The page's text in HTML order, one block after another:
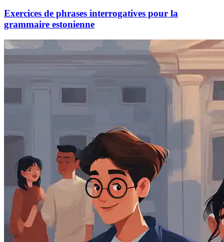
Exercices de phrases interrogatives pour la
grammaire estonienne